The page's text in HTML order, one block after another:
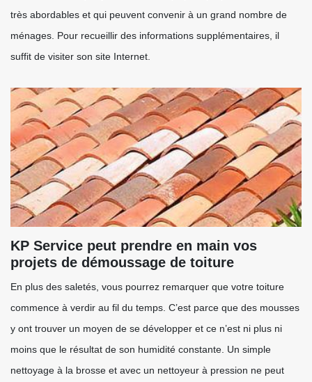
très abordables et qui peuvent convenir à un grand nombre de
ménages. Pour recueillir des informations supplémentaires, il
suffit de visiter son site Internet.
KP Service peut prendre en main vos
projets de démoussage de toiture
En plus des saletés, vous pourrez remarquer que votre toiture
commence à verdir au fil du temps. C’est parce que des mousses
y ont trouver un moyen de se développer et ce n’est ni plus ni
moins que le résultat de son humidité constante. Un simple
nettoyage à la brosse et avec un nettoyeur à pression ne peut